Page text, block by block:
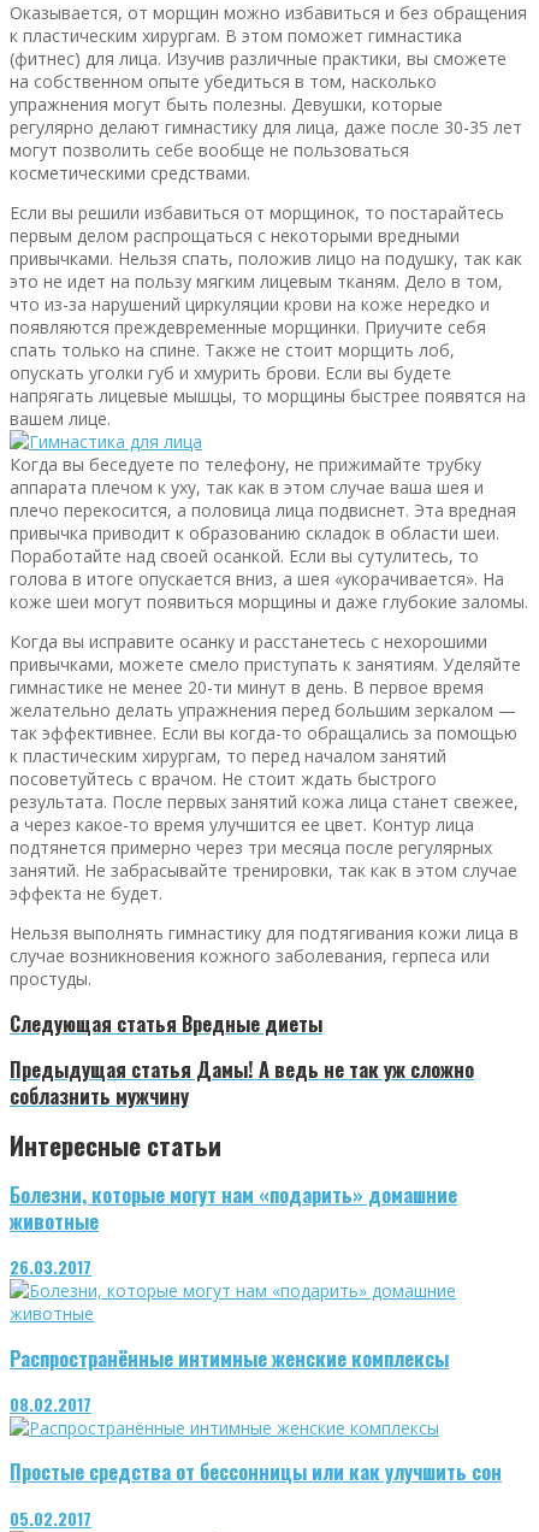
Оказывается, от морщин можно избавиться и без обращения
к пластическим хирургам. В этом поможет гимнастика
(фитнес) для лица. Изучив различные практики, вы сможете
на собственном опыте убедиться в том, насколько
упражнения могут быть полезны. Девушки, которые
регулярно делают гимнастику для лица, даже после 30-35 лет
могут позволить себе вообще не пользоваться
косметическими средствами.
Если вы решили избавиться от морщинок, то постарайтесь
первым делом распрощаться с некоторыми вредными
привычками. Нельзя спать, положив лицо на подушку, так как
это не идет на пользу мягким лицевым тканям. Дело в том,
что из-за нарушений циркуляции крови на коже нередко и
появляются преждевременные морщинки. Приучите себя
спать только на спине. Также не стоит морщить лоб,
опускать уголки губ и хмурить брови. Если вы будете
напрягать лицевые мышцы, то морщины быстрее появятся на
вашем лице.
Когда вы беседуете по телефону, не прижимайте трубку
аппарата плечом к уху, так как в этом случае ваша шея и
плечо перекосится, а половица лица подвиснет. Эта вредная
привычка приводит к образованию складок в области шеи.
Поработайте над своей осанкой. Если вы сутулитесь, то
голова в итоге опускается вниз, а шея «укорачивается». На
коже шеи могут появиться морщины и даже глубокие заломы.
Когда вы исправите осанку и расстанетесь с нехорошими
привычками, можете смело приступать к занятиям. Уделяйте
гимнастике не менее 20-ти минут в день. В первое время
желательно делать упражнения перед большим зеркалом —
так эффективнее. Если вы когда-то обращались за помощью
к пластическим хирургам, то перед началом занятий
посоветуйтесь с врачом. Не стоит ждать быстрого
результата. После первых занятий кожа лица станет свежее,
а через какое-то время улучшится ее цвет. Контур лица
подтянется примерно через три месяца после регулярных
занятий. Не забрасывайте тренировки, так как в этом случае
эффекта не будет.
Нельзя выполнять гимнастику для подтягивания кожи лица в
случае возникновения кожного заболевания, герпеса или
простуды.
Следующая статья Вредные диеты
Предыдущая статья Дамы! А ведь не так уж сложно
соблазнить мужчину
Интересные статьи
Болезни, которые могут нам «подарить» домашние
животные
26.03.2017
Распространённые интимные женские комплексы
08.02.2017
Простые средства от бессонницы или как улучшить сон
05.02.2017